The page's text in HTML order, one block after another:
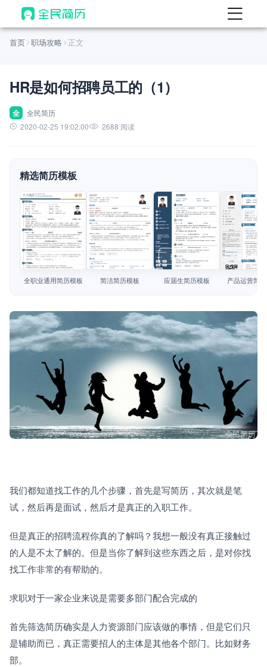
首页
AI 生成简历
AI 优化简历
AI 翻译简历
AI 模拟面试
面试自我介绍
AI 职场工具 New
简历模板
简历教程
首页 职场攻略 正文
HR是如何招聘员工的（1）
全
全民简历
2020-02-25 19:02:00
2688 阅读
精选简历模板
查看模板
全职业通用简历模板
查看模板
简洁简历模板
查看模板
应届生简历模板
查看模板
产品运营简
我们都知道找工作的几个步骤，首先是写简历，其次就是笔
试，然后再是面试，然后才是真正的入职工作。
但是真正的招聘流程你真的了解吗？我想一般没有真正接触过
的人是不太了解的。但是当你了解到这些东西之后，是对你找
找工作非常的有帮助的。
求职对于一家企业来说是需要多部门配合完成的
首先筛选简历确实是人力资源部门应该做的事情，但是它们只
是辅助而已，真正需要招人的主体是其他各个部门。比如财务
部。